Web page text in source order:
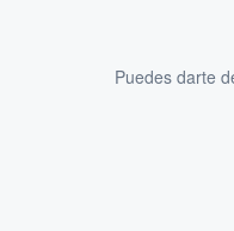
Puedes darte